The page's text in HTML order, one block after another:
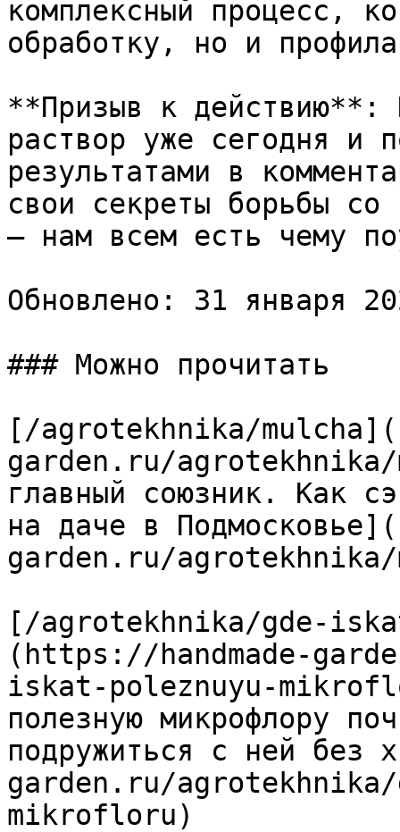
комплексный процесс,
обработку, но и
**Призыв к действию**:
раствор уже сегодня и
результатами в
свои секреты борьбы
— нам всем есть чему
Обновлено: 31 января
### Можно прочитать
[/agrotekhnika/
garden.ru/
главный союзник. Как
на даче в
garden.ru/agrotekhnika/
[/agrotekhnika/gde-
(https://handmade-
iskat-poleznuyu-
полезную микрофлору
подружиться с ней без
garden.ru/
mikrofloru)